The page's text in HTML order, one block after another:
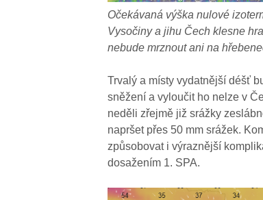
Očekávaná výška nulové
Vysočiny a jihu Čech klesne
nebude mrznout ani na
Trvalý a místy vydatnější déšť
sněžení a vyloučit ho nelze v
neděli zřejmě již srážky
napršet přes 50 mm srážek.
způsobovat i výraznější
dosažením 1. SPA.